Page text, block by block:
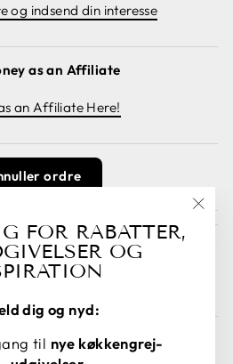
og indsend din interesse
as an Affiliate
an Affiliate Here!
ordre
Posts
posts here.
FOR RABATTER,
OG
dig og nyd:
til nye køkkengrej-
"Luk